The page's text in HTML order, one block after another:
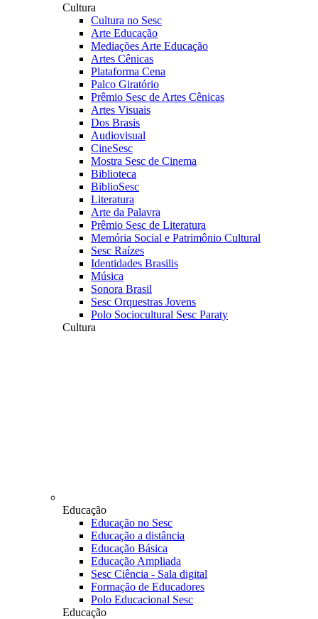
Cultura
Cultura no Sesc
Arte Educação
Mediações Arte Educação
Artes Cênicas
Plataforma Cena
Palco Giratório
Prêmio Sesc de Artes Cênicas
Artes Visuais
Dos Brasis
Audiovisual
CineSesc
Mostra Sesc de Cinema
Biblioteca
BiblioSesc
Literatura
Arte da Palavra
Prêmio Sesc de Literatura
Memória Social e Patrimônio Cultural
Sesc Raízes
Identidades Brasilis
Música
Sonora Brasil
Sesc Orquestras Jovens
Polo Sociocultural Sesc Paraty
Cultura
Educação
Educação no Sesc
Educação a distância
Educação Básica
Educação Ampliada
Sesc Ciência - Sala digital
Formação de Educadores
Polo Educacional Sesc
Educação